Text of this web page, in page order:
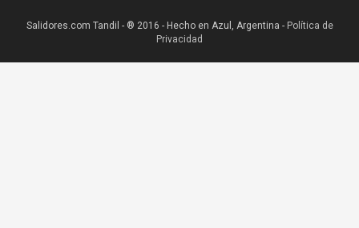
Salidores.com Tandil - ® 2016 - Hecho en Azul, Argentina - Política de
Privacidad